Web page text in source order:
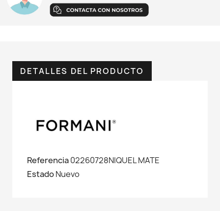
DETALLES DEL PRODUCTO
Referencia02260728NIQUEL MATE
EstadoNuevo